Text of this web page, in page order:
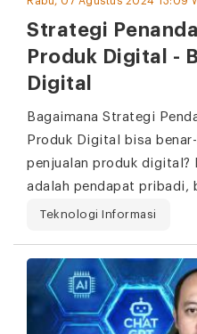
Strategi
Produk Digital -
Digital
Bagaimana Strategi
Produk Digital bisa
penjualan produk digital?
adalah pendapat pribadi,
Teknologi Informasi